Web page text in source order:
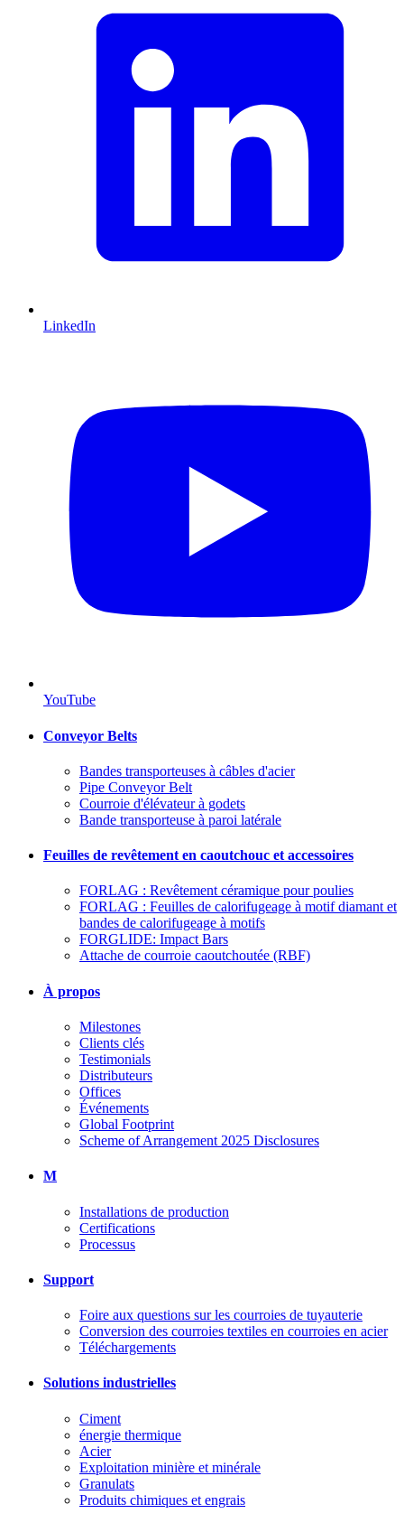
LinkedIn
YouTube
Conveyor Belts
Bandes transporteuses à câbles d'acier
Pipe Conveyor Belt
Courroie d'élévateur à godets
Bande transporteuse à paroi latérale
Feuilles de revêtement en caoutchouc et accessoires
FORLAG : Revêtement céramique pour poulies
FORLAG : Feuilles de calorifugeage à motif diamant et
bandes de calorifugeage à motifs
FORGLIDE: Impact Bars
Attache de courroie caoutchoutée (RBF)
À propos
Milestones
Clients clés
Testimonials
Distributeurs
Offices
Événements
Global Footprint
Scheme of Arrangement 2025 Disclosures
M
Installations de production
Certifications
Processus
Support
Foire aux questions sur les courroies de tuyauterie
Conversion des courroies textiles en courroies en acier
Téléchargements
Solutions industrielles
Ciment
énergie thermique
Acier
Exploitation minière et minérale
Granulats
Produits chimiques et engrais